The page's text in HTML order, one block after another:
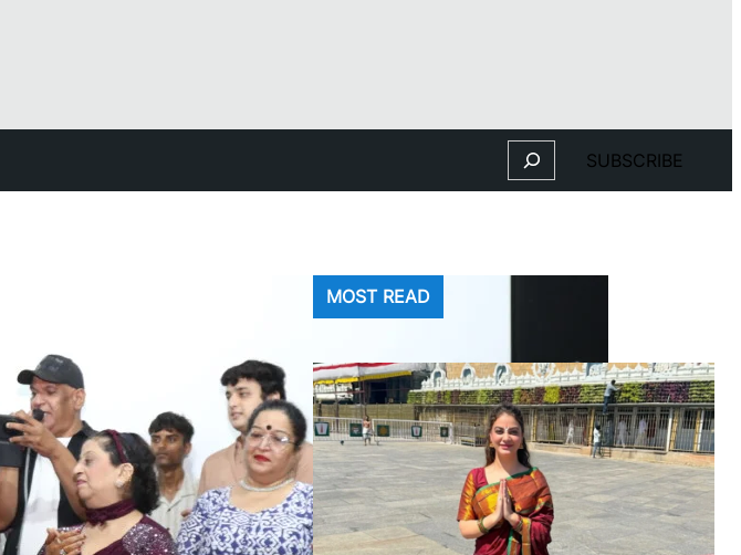
Search SUBSCRIBE
MOST READ